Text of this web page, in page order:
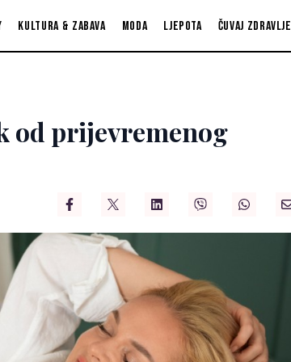
Kultura & zabava Moda Ljepota Čuvaj zdravlje
od prijevremenog